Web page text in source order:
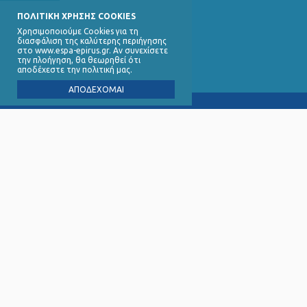
ΠΟΛΙΤΙΚΗ ΧΡΗΣΗΣ COOKIES
Χρησιμοποιούμε Cookies για τη
διασφάλιση της καλύτερης περιήγησης
στο www.espa-epirus.gr. Αν συνεχίσετε
την πλοήγηση, θα θεωρηθεί ότι
αποδέχεστε την πολιτική μας.
ΑΠΟΔΕΧΟΜΑΙ